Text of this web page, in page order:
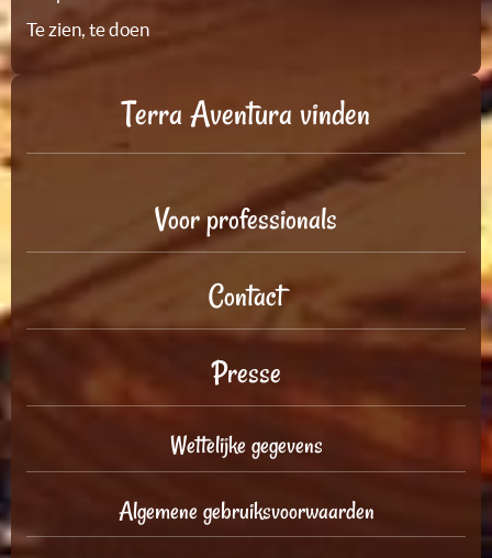
Te zien, te doen
Terra Aventura vinden
Voor professionals
Contact
Presse
Wettelijke gegevens
Algemene gebruiksvoorwaarden